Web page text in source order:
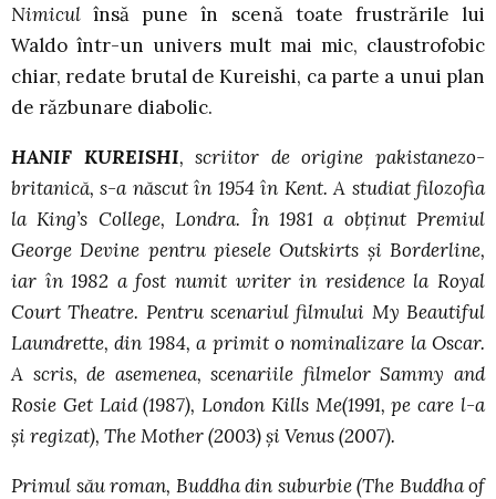
Nimicul însă pune în scenă toate frustrările lui
Waldo într-un univers mult mai mic, claustrofobic
chiar, redate brutal de Kureishi, ca parte a unui plan
de răzbunare diabolic.
HANIF KUREISHI, scriitor de origine pakistanezo-
britanică, s-a născut în 1954 în Kent. A studiat filozofia
la King’s College, Londra. În 1981 a obținut Premiul
George Devine pentru piesele Outskirts și Borderline,
iar în 1982 a fost numit writer in residence la Royal
Court Theatre. Pentru scenariul filmului My Beautiful
Laundrette, din 1984, a primit o nominalizare la Oscar.
A scris, de asemenea, scenariile filmelor Sammy and
Rosie Get Laid (1987), London Kills Me(1991, pe care l-a
și regizat), The Mother (2003) și Venus (2007).
Primul său roman, Buddha din suburbie (The Buddha of